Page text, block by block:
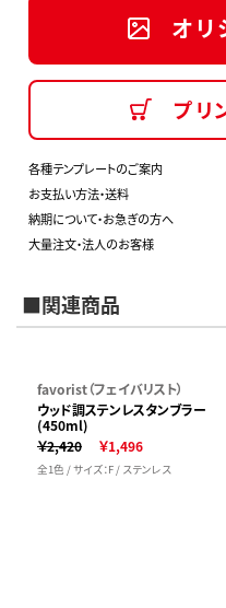
オリ
プリ
各種テンプレートのご案内
お支払い方法・送料
納期について・お急ぎの方へ
大量注文・法人のお客様
■関連商品
favorist（フェイバリスト）
ウッド調ステンレスタンブラー
(450ml)
￥2,420
￥1,496
全1色 / サイズ：F / ステンレス